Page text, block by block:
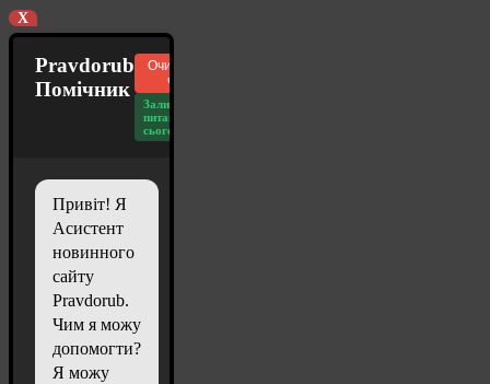
X
Pravdorub
Помічник
Очистити
чат
Залишилось
питань
сьогодні: 20
Привіт! Я
Асистент
новинного
сайту
Pravdorub.
Чим я можу
допомогти?
Я можу